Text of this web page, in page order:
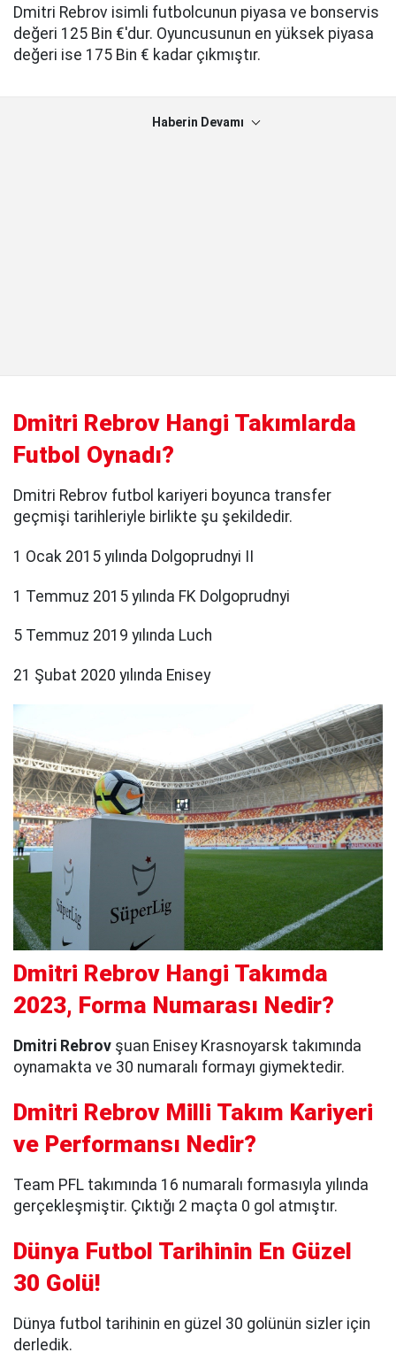
Dmitri Rebrov isimli futbolcunun piyasa ve bonservis
değeri 125 Bin €'dur. Oyuncusunun en yüksek piyasa
değeri ise 175 Bin € kadar çıkmıştır.
Haberin Devamı
Dmitri Rebrov Hangi Takımlarda
Futbol Oynadı?
Dmitri Rebrov futbol kariyeri boyunca transfer
geçmişi tarihleriyle birlikte şu şekildedir.
1 Ocak 2015 yılında Dolgoprudnyi II
1 Temmuz 2015 yılında FK Dolgoprudnyi
5 Temmuz 2019 yılında Luch
21 Şubat 2020 yılında Enisey
Dmitri Rebrov Hangi Takımda
2023, Forma Numarası Nedir?
Dmitri Rebrov şuan Enisey Krasnoyarsk takımında
oynamakta ve 30 numaralı formayı giymektedir.
Dmitri Rebrov Milli Takım Kariyeri
ve Performansı Nedir?
Team PFL takımında 16 numaralı formasıyla yılında
gerçekleşmiştir. Çıktığı 2 maçta 0 gol atmıştır.
Dünya Futbol Tarihinin En Güzel
30 Golü!
Dünya futbol tarihinin en güzel 30 golünün sizler için
derledik.